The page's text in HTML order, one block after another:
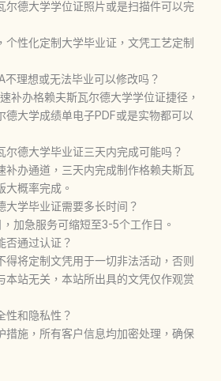
尔德大学学位证照片或是扫描件可以完
个性化定制大学毕业证，文凭工艺定制
不理想或无法毕业可以修改吗？
补办格赖夫斯瓦尔德大学学位证捷径，
德大学成绩单电子PDF或是实物都可以
尔德大学毕业证三天内完成可能吗？
补办通道，三天内完成制作格赖夫斯瓦
大概率完成。
大学毕业证需要多长时间？
加急服务可缩短至3-5个工作日。
否通过认证？
得将定制文凭用于一切非法活动，否则
本站无关，本站所出具的文凭仅作观赏
性和隐私性？
措施，所有客户信息均加密处理，确保